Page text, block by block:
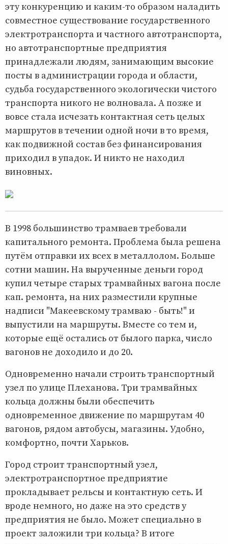
эту конкуренцию и каким-то образом наладить
совместное существование государственного
электротранспорта и частного автотранспорта,
но автотранспортные предприятия
принадлежали людям, занимающим высокие
посты в администрации города и области,
судьба государственного экологически чистого
транспорта никого не волновала. А позже и
вовсе стала исчезать контактная сеть целых
маршрутов в течении одной ночи в то время,
как подвижной состав без финансирования
приходил в упадок. И никто не находил
виновных.
В 1998 большинство трамваев требовали
капитального ремонта. Проблема была решена
путём отправки их всех в металлолом. Больше
сотни машин. На вырученные деньги город
купил четыре старых трамвайных вагона после
кап. ремонта, на них разместили крупные
надписи "Макеевскому трамваю - быть!" и
выпустили на маршруты. Вместе со тем и,
которые ещё остались от былого парка, число
вагонов не доходило и до 20.
Одновременно начали строить транспортный
узел по улице Плеханова. Три трамвайных
кольца должны были обеспечить
одновременное движение по маршрутам 40
вагонов, рядом автобусы, магазины. Удобно,
комфортно, почти Харьков.
Город строит транспортный узел,
электротранспортное предприятие
прокладывает рельсы и контактную сеть. И
вроде немного, но даже на это средств у
предприятия не было. Может специально в
проект заложили три кольца? В итоге